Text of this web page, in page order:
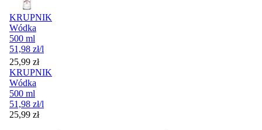
KRUPNIK
Wódka
500 ml
51,98 zł/l
Cena
25,99 zł
KRUPNIK
Wódka
500 ml
51,98 zł/l
Cena
25,99 zł